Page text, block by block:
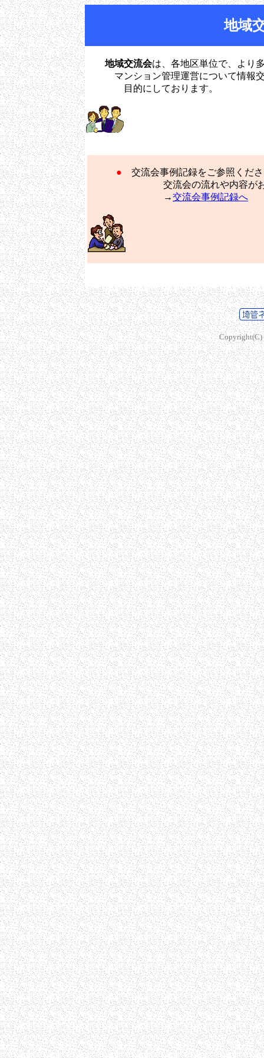
地域
地域交流会は、各地区単位で、より
マンション管理運営について情報交
目的にしております。
● 交流会事例記録をご参照くだ
交流会の流れや内容がお分か
→交流会事例記録へ
Copyright(C)